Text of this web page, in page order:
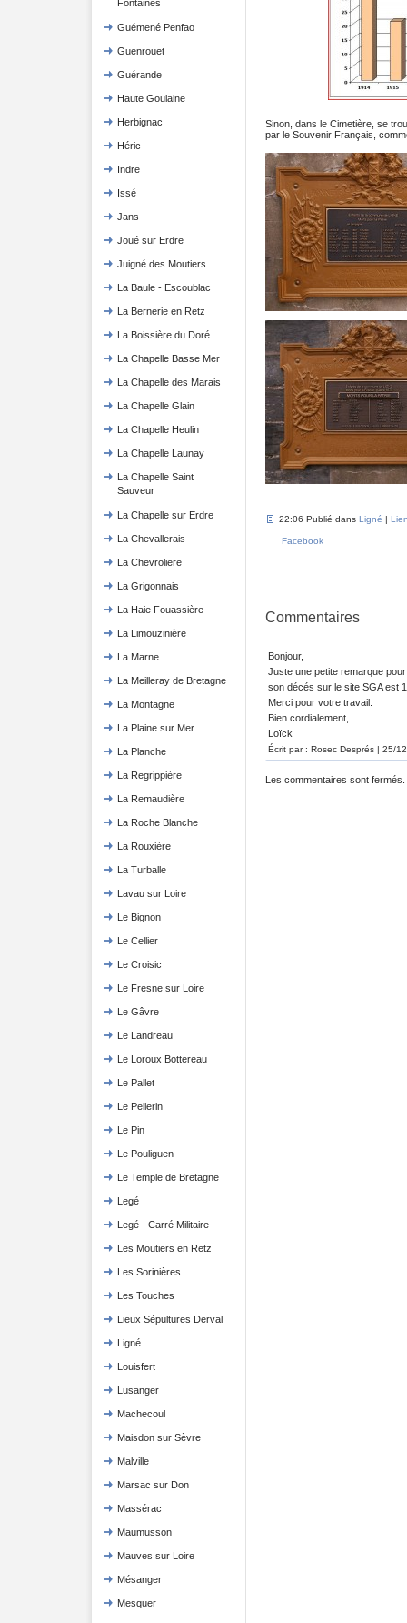
Fontaines
Guémené Penfao
Guenrouet
Guérande
Haute Goulaine
Herbignac
Héric
Indre
Issé
Jans
Joué sur Erdre
Juigné des Moutiers
La Baule - Escoublac
La Bernerie en Retz
La Boissière du Doré
La Chapelle Basse Mer
La Chapelle des Marais
La Chapelle Glain
La Chapelle Heulin
La Chapelle Launay
La Chapelle Saint
Sauveur
La Chapelle sur Erdre
La Chevallerais
La Chevroliere
La Grigonnais
La Haie Fouassière
La Limouzinière
La Marne
La Meilleray de Bretagne
La Montagne
La Plaine sur Mer
La Planche
La Regrippière
La Remaudière
La Roche Blanche
La Rouxière
La Turballe
Lavau sur Loire
Le Bignon
Le Cellier
Le Croisic
Le Fresne sur Loire
Le Gâvre
Le Landreau
Le Loroux Bottereau
Le Pallet
Le Pellerin
Le Pin
Le Pouliguen
Le Temple de Bretagne
Legé
Legé - Carré Militaire
Les Moutiers en Retz
Les Sorinières
Les Touches
Lieux Sépultures Derval
Ligné
Louisfert
Lusanger
Machecoul
Maisdon sur Sèvre
Malville
Marsac sur Don
Massérac
Maumusson
Mauves sur Loire
Mésanger
Mesquer
Sinon, dans le Cimetière, se
par le Souvenir Français,
22:06 Publié dans Ligné
Facebook
Commentaires
Bonjour,
Juste une petite remarque
son décés sur le site SGA est
Merci pour votre travail.
Bien cordialement,
Loïck
Écrit par : Rosec Després | 25/
Les commentaires sont fermés.